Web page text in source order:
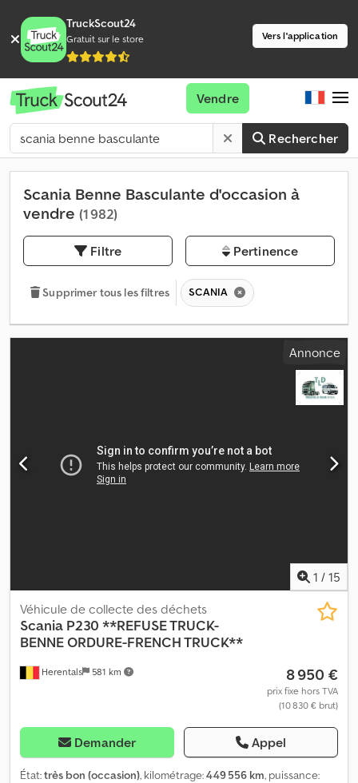
TruckScout24
Gratuit sur le store Vers l'application
Rechercher
Vendre
Scania Benne Basculante d'occasion à
vendre (1 982)
Filtre Pertinence
Supprimer tous les filtres SCANIA
Annonce
1 / 15
Herentals 581 km
Véhicule de collecte des déchets
Scania P230 **REFUSE TRUCK-
BENNE ORDURE-FRENCH TRUCK**
8 950 €
prix fixe hors TVA
(10 830 € brut)
Demander Appel
État:très bon (occasion), kilométrage:449 556 km, puissance: